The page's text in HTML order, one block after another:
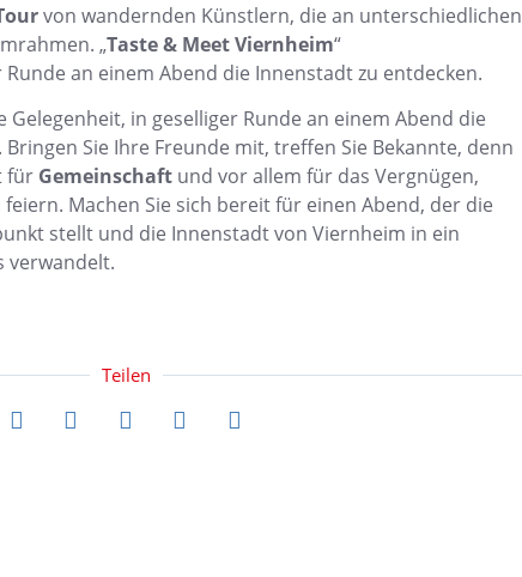
von wandernden Künstlern, die an unterschiedlichen
„Taste & Meet Viernheim“
an einem Abend die Innenstadt zu entdecken.
Gelegenheit, in geselliger Runde an einem Abend die
Sie Ihre Freunde mit, treffen Sie Bekannte, denn
für Gemeinschaft und vor allem für das Vergnügen,
Machen Sie sich bereit für einen Abend, der die
stellt und die Innenstadt von Viernheim in ein
verwandelt.
Teilen